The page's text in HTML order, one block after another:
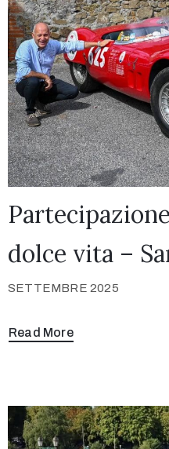
dolce vita –
SETTEMBRE 2025
Read More